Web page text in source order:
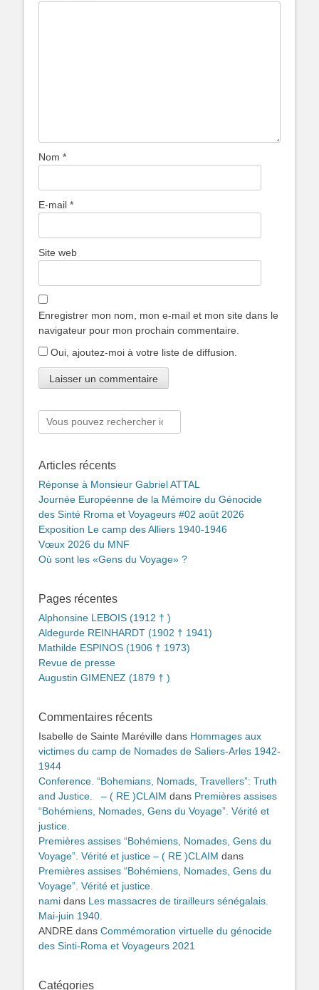
Nom *
E-mail *
Site web
Enregistrer mon nom, mon e-mail et mon site dans le
navigateur pour mon prochain commentaire.
Oui, ajoutez-moi à votre liste de diffusion.
Rechercher :
Articles récents
Réponse à Monsieur Gabriel ATTAL
Journée Européenne de la Mémoire du Génocide
des Sinté Rroma et Voyageurs #02 août 2026
Exposition Le camp des Alliers 1940-1946
Vœux 2026 du MNF
Où sont les «Gens du Voyage» ?
Pages récentes
Alphonsine LEBOIS (1912 † )
Aldegurde REINHARDT (1902 † 1941)
Mathilde ESPINOS (1906 † 1973)
Revue de presse
Augustin GIMENEZ (1879 † )
Commentaires récents
Isabelle de Sainte Maréville dans Hommages aux
victimes du camp de Nomades de Saliers-Arles 1942-
1944
Conference. “Bohemians, Nomads, Travellers”: Truth
and Justice. – ( RE )CLAIM dans Premières assises
“Bohémiens, Nomades, Gens du Voyage”. Vérité et
justice.
Premières assises “Bohémiens, Nomades, Gens du
Voyage”. Vérité et justice – ( RE )CLAIM dans
Premières assises “Bohémiens, Nomades, Gens du
Voyage”. Vérité et justice.
nami dans Les massacres de tirailleurs sénégalais.
Mai-juin 1940.
ANDRE dans Commémoration virtuelle du génocide
des Sinti-Roma et Voyageurs 2021
Catégories